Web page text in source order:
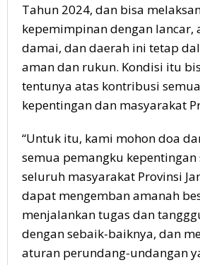
Tahun 2024, dan bisa
kepemimpinan dengan lancar,
damai, dan daerah ini tetap
aman dan rukun. Kondisi itu
tentunya atas kontribusi
kepentingan dan masyarakat
“Untuk itu, kami mohon doa
semua pemangku
seluruh masyarakat Provinsi
dapat mengemban amanah
menjalankan tugas dan
dengan sebaik-baiknya, dan
aturan perundang-undangan